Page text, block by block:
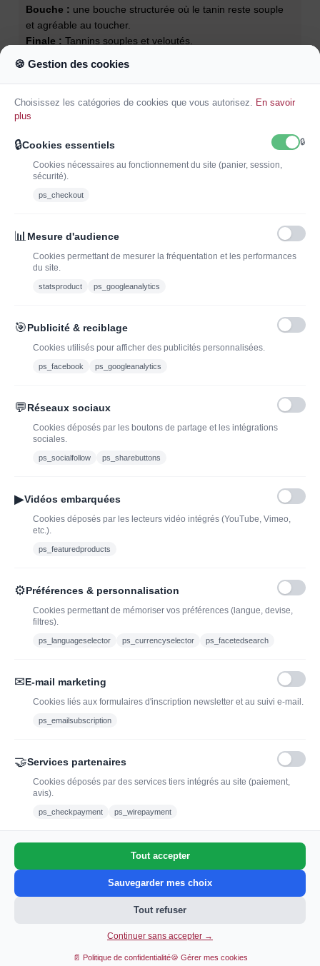
Ajouter au panier
Bouche : une bouche structurée où le tanin reste souple
et agréable au toucher.
Finale : Tannins souples et veloutés.
Accords mets et vins :Terrines de gibiers, canard, filet
de bœuf, agneau de lait, poêlée de cèpes
J'ADOPTEUNVIN
J'ai lu et j'accepte les conditions générales de vente
Offres du moment
Bouteilles d'exception
à découvrir| J’adopte un
vin
bouteille de champagne,
Caviste en ligne pour l’adoption de vin, champagne,
contact@jadopteunvin.fr
consommer avec modération.
🍪 Gestion des cookies
Choisissez les catégories de cookies que vous autorisez. En savoir
plus
🔒Cookies essentiels 🔒
Cookies nécessaires au fonctionnement du site (panier, session,
sécurité).
ps_checkout
📊 Mesure d'audience
Cookies permettant de mesurer la fréquentation et les performances
du site.
statsproduct ps_googleanalytics
🎯Publicité & reciblage
Cookies utilisés pour afficher des publicités personnalisées.
ps_facebook ps_googleanalytics
💬Réseaux sociaux
Cookies déposés par les boutons de partage et les intégrations
sociales.
ps_socialfollow ps_sharebuttons
▶Vidéos embarquées
Cookies déposés par les lecteurs vidéo intégrés (YouTube, Vimeo,
etc.).
ps_featuredproducts
⚙Préférences & personnalisation
Cookies permettant de mémoriser vos préférences (langue, devise,
filtres).
ps_languageselector ps_currencyselector ps_facetedsearch
✉E-mail marketing
Cookies liés aux formulaires d'inscription newsletter et au suivi e-mail.
ps_emailsubscription
🤝Services partenaires
Cookies déposés par des services tiers intégrés au site (paiement,
avis).
ps_checkpayment ps_wirepayment
Tout accepter
Sauvegarder mes choix
Tout refuser
Continuer sans accepter →
📄 Politique de confidentialité🍪 Gérer mes cookies